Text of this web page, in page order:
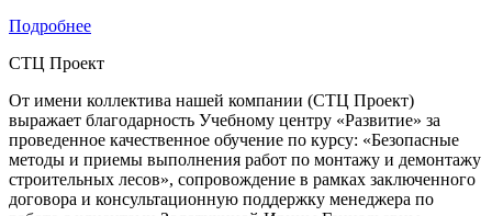
Подробнее
СТЦ Проект
От имени коллектива нашей компании (СТЦ Проект)
выражает благодарность Учебному центру «Развитие» за
проведенное качественное обучение по курсу: «Безопасные
методы и приемы выполнения работ по монтажу и демонтажу
строительных лесов», сопровождение в рамках заключенного
договора и консультационную поддержку менеджера по